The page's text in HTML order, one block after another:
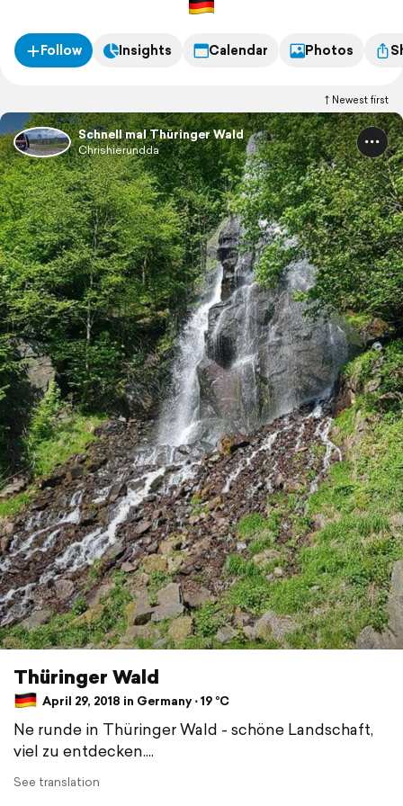
Follow Insights Calendar Photos
Newest first
Schnell mal Thüringer Wald
Chrishierundda
Thüringer Wald
April 29, 2018 in Germany ⋅ 19 °C
Ne runde in Thüringer Wald - schöne Landschaft,
viel zu entdecken....
See translation